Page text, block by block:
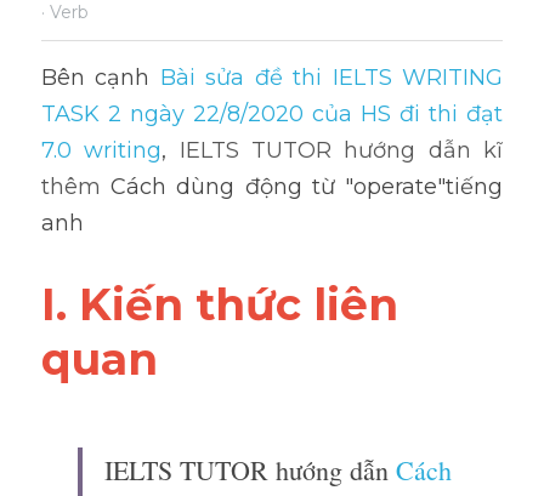
· Verb
Bên cạnh Bài sửa đề thi IELTS WRITING
TASK 2 ngày 22/8/2020 của HS đi thi đạt
7.0 writing, IELTS TUTOR hướng dẫn kĩ
thêm Cách dùng động từ "operate"tiếng
anh
I. Kiến thức liên
quan
IELTS TUTOR hướng dẫn Cách